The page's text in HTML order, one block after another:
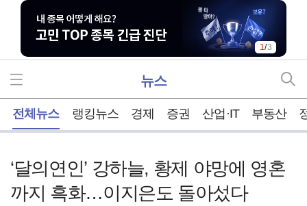
1/3
뉴스
전체뉴스 랭킹뉴스 경제 증권 산업·IT 부동산
‘달의연인’ 강하늘, 황제 야망에 영혼
까지 흑화…이지은도 돌아섰다